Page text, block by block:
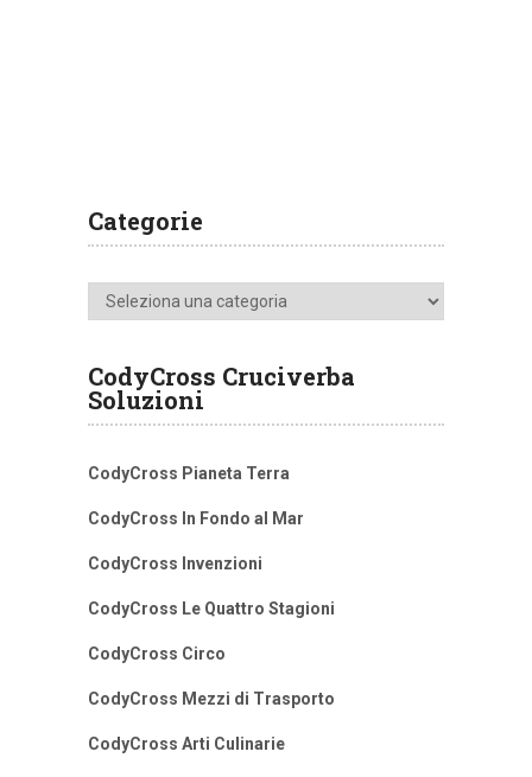
Categorie
Categorie
CodyCross Cruciverba
Soluzioni
CodyCross Pianeta Terra
CodyCross In Fondo al Mar
CodyCross Invenzioni
CodyCross Le Quattro Stagioni
CodyCross Circo
CodyCross Mezzi di Trasporto
CodyCross Arti Culinarie